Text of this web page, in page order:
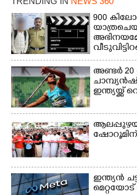
മത്സരത്തിനിടെ സിന്തറ്റിക്
ട്രാക്കിന് കുറുകെ ഓടുന്ന
നായകൾ.
900
അണ്ടർ 20
ഇന്ത്യയ്ക്ക്
ഷോറൂമിന്
ഇന്ത്യൻ
മെറ്റയോട്